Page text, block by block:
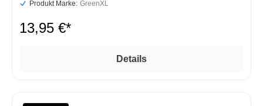
Produkt Marke: GreenXL
13,95 €*
Details